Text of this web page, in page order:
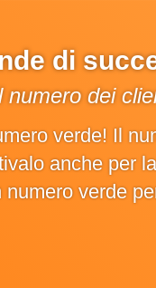
di
numero dei
verde! Il
anche per
verde